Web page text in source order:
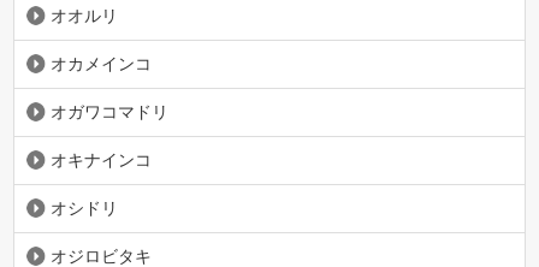
オオルリ
オカメインコ
オガワコマドリ
オキナインコ
オシドリ
オジロビタキ